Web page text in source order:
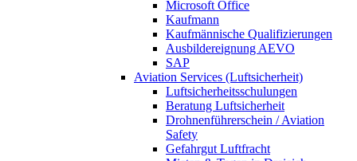
Microsoft Office
Kaufmann
Kaufmännische Qualifizierungen
Ausbildereignung AEVO
SAP
Aviation Services (Luftsicherheit)
Luftsicherheitsschulungen
Beratung Luftsicherheit
Drohnenführerschein / Aviation
Safety
Gefahrgut Luftfracht